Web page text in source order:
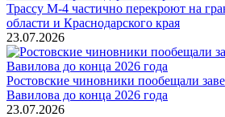
Трассу М-4 частично перекроют на
области и Краснодарского края
23.07.2026
Ростовские чиновники пообещали
Вавилова до конца 2026 года
23.07.2026